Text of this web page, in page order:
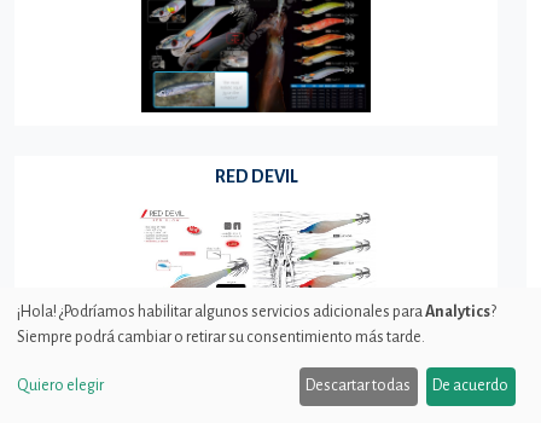
RED DEVIL
¡Hola! ¿Podríamos habilitar algunos servicios adicionales paraAnalytics?
Siempre podrá cambiar o retirar su consentimiento más tarde.
Quiero elegir Descartar todas De acuerdo